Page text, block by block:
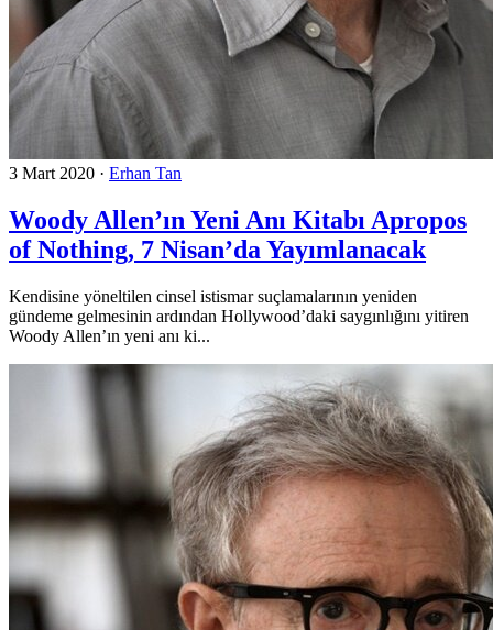
3 Mart 2020 · Erhan Tan
Woody Allen’ın Yeni Anı Kitabı Apropos
of Nothing, 7 Nisan’da Yayımlanacak
Kendisine yöneltilen cinsel istismar suçlamalarının yeniden
gündeme gelmesinin ardından Hollywood’daki saygınlığını yitiren
Woody Allen’ın yeni anı ki...